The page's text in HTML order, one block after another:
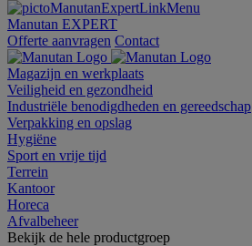
Manutan EXPERT
Offerte aanvragen Contact
Magazijn en werkplaats
Veiligheid en gezondheid
Industriële benodigdheden en gereedschap
Verpakking en opslag
Hygiëne
Sport en vrije tijd
Terrein
Kantoor
Horeca
Afvalbeheer
Bekijk de hele productgroep